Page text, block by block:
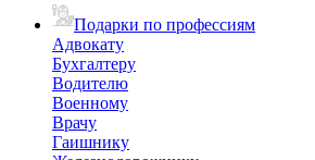
Подарки по профессиям
Адвокату
Бухгалтеру
Водителю
Военному
Врачу
Гаишнику